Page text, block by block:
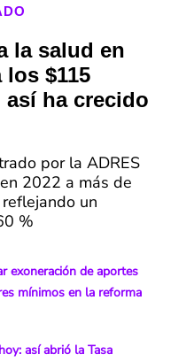
la salud en
$115
así ha crecido
por la ADRES
2022 a más de
un
%
exoneración de aportes
mínimos en la reforma
así abrió la Tasa